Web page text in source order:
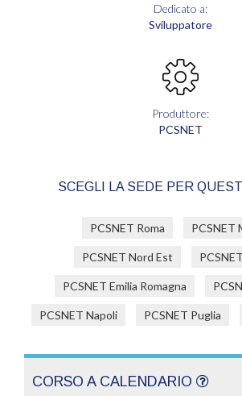
Dedicato a:
Sviluppatore
Produttore:
PCSNET
SCEGLI LA SEDE PER
PCSNET Roma PCSNET
PCSNET Nord Est
PCSNET Emilia Romagna
PCSNET Napoli PCSNET Puglia
CORSO A CALENDARIO